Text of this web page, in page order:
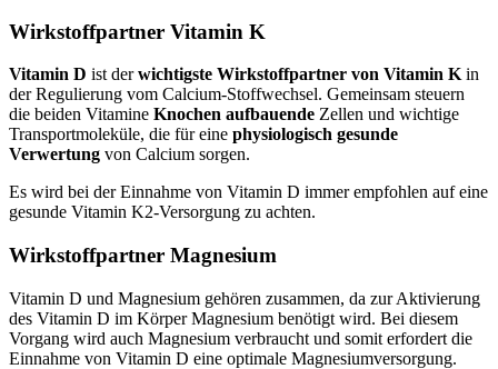
Wirkstoffpartner Vitamin K
Vitamin D ist derwichtigste Wirkstoffpartner von Vitamin K in
der Regulierung vom Calcium-Stoffwechsel. Gemeinsam steuern
die beiden Vitamine Knochen aufbauende Zellen und wichtige
Transportmoleküle, die für eine physiologisch gesunde
Verwertung von Calcium sorgen.
Es wird bei der Einnahme von Vitamin D immer empfohlen auf eine
gesunde Vitamin K2-Versorgung zu achten.
Wirkstoffpartner Magnesium
Vitamin D und Magnesium gehören zusammen, da zur Aktivierung
des Vitamin D im Körper Magnesium benötigt wird. Bei diesem
Vorgang wird auch Magnesium verbraucht und somit erfordert die
Einnahme von Vitamin D eine optimale Magnesiumversorgung.